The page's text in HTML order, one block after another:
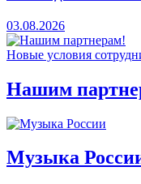
03.08.2026
Новые условия
Нашим
Музыка